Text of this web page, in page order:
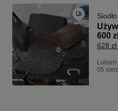
600
628
Lubień
05